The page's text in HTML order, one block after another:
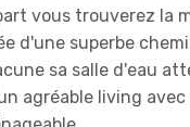
vous trouverez la
d'une superbe
sa salle d'eau
agréable living